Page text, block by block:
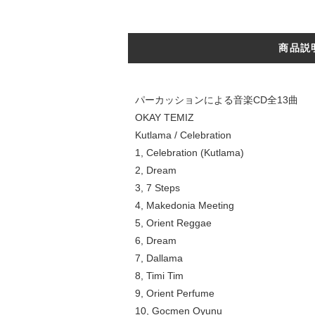
商品説
パーカッションによる音楽CD全13曲
OKAY TEMIZ
Kutlama / Celebration
1, Celebration (Kutlama)
2, Dream
3, 7 Steps
4, Makedonia Meeting
5, Orient Reggae
6, Dream
7, Dallama
8, Timi Tim
9, Orient Perfume
10, Gocmen Oyunu